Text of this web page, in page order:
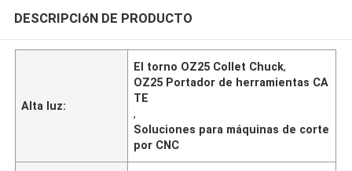
DESCRIPCIóN DE PRODUCTO
Alta luz:
El torno OZ25 Collet Chuck,
OZ25 Portador de herramientas CA
TE
,
Soluciones para máquinas de corte
por CNC